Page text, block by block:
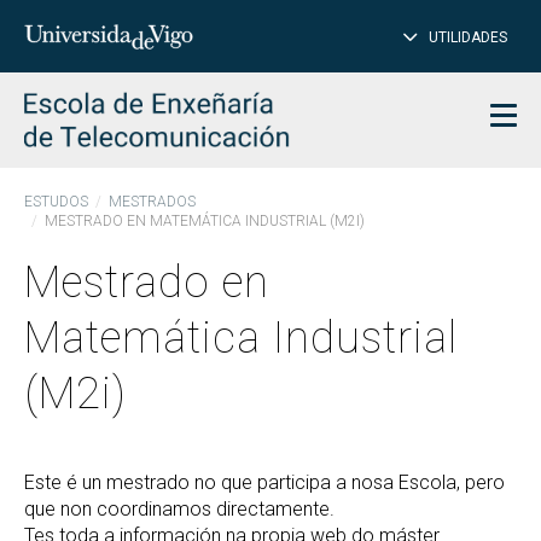
Introduce
para
buscar
UTILIDADES
ESTUDOS
MESTRADOS
MESTRADO EN MATEMÁTICA INDUSTRIAL (M2I)
Mestrado en
Matemática Industrial
(M2i)
Este é un mestrado no que participa a nosa Escola, pero
que non coordinamos directamente.
Tes toda a información na propia web do máster